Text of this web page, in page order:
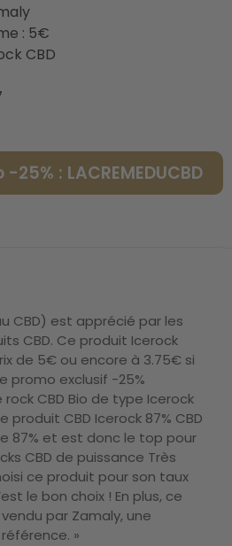
: 5€
CBD
25% : LACREMEDUCBD
CBD) est apprécié par les
CBD. Ce produit Icerock
de 5€ ou encore à 3.75€ si
promo exclusif -25%
rock CBD Bio de type Icerock
CBD Icerock 87% CBD
87% et est donc le top pour
CBD de puissance Très
ce produit pour son taux
le bon choix ! En plus, ce
par Zamaly, une
»